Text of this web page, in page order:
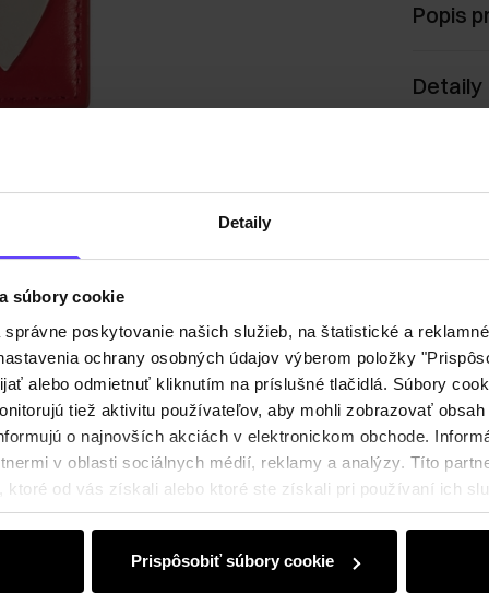
Detaily
súbory cookie
poskytovanie našich služieb, na štatistické a
ochrany osobných údajov výberom položky
alebo odmietnuť kliknutím na príslušné tlačidlá. Súbory
tiež aktivitu používateľov, aby mohli zobrazovať obsah
o najnovších akciách v elektronickom obchode.
v oblasti sociálnych médií, reklamy a analýzy. Títo
od vás získali alebo ktoré ste získali pri používaní ich
Prispôsobiť súbory cookie
Popis
Detaily